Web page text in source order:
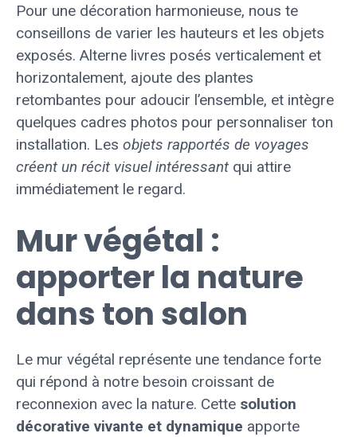
Pour une décoration harmonieuse, nous te
conseillons de varier les hauteurs et les objets
exposés. Alterne livres posés verticalement et
horizontalement, ajoute des plantes
retombantes pour adoucir l’ensemble, et intègre
quelques cadres photos pour personnaliser ton
installation. Les objets rapportés de voyages
créent un récit visuel intéressant qui attire
immédiatement le regard.
Mur végétal :
apporter la nature
dans ton salon
Le mur végétal représente une tendance forte
qui répond à notre besoin croissant de
reconnexion avec la nature. Cette solution
décorative vivante et dynamique apporte